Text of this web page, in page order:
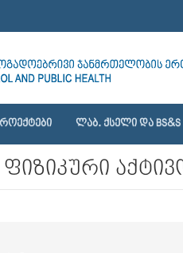
ᲚᲐᲑ. ᲥᲡᲔᲚᲘ ᲓᲐ BS&S